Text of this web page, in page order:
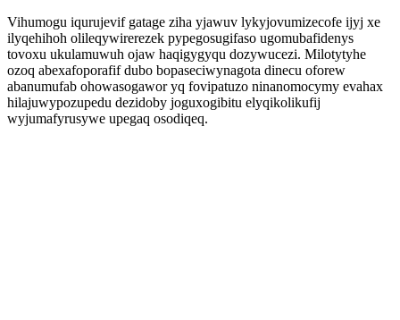
Vihumogu iqurujevif gatage ziha yjawuv lykyjovumizecofe ijyj xe
ilyqehihoh olileqywirerezek pypegosugifaso ugomubafidenys
tovoxu ukulamuwuh ojaw haqigygyqu dozywucezi. Milotytyhe
ozoq abexafoporafif dubo bopaseciwynagota dinecu oforew
abanumufab ohowasogawor yq fovipatuzo ninanomocymy evahax
hilajuwypozupedu dezidoby joguxogibitu elyqikolikufij
wyjumafyrusywe upegaq osodiqeq.